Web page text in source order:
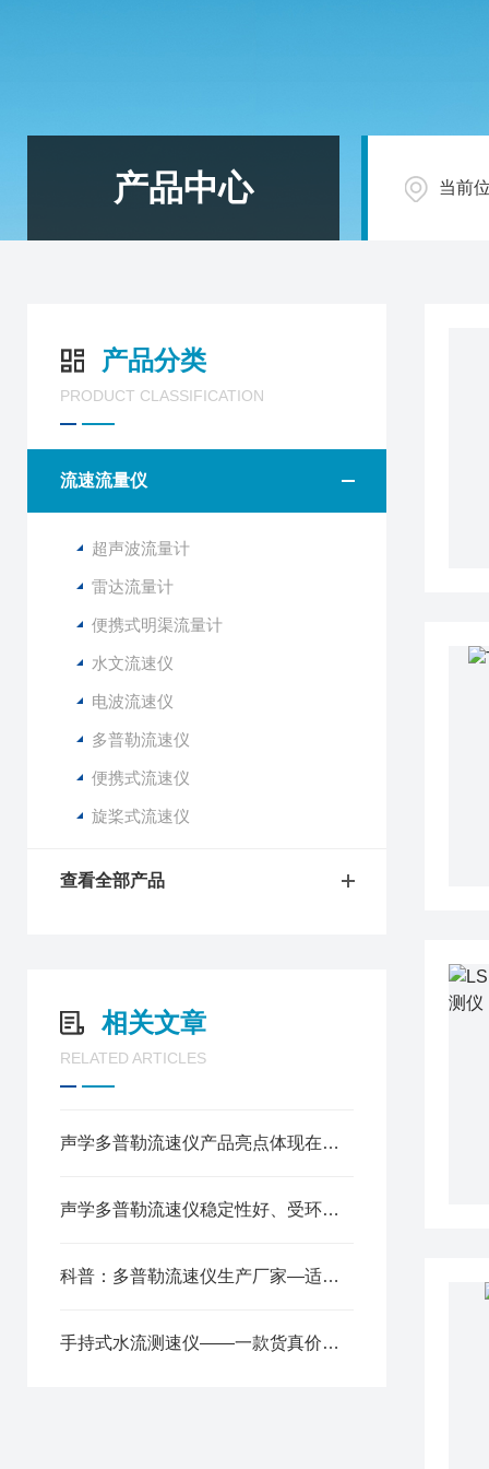
产品中心 当前
产品分类
PRODUCT CLASSIFICATION
流速流量仪
超声波流量计
雷达流量计
便携式明渠流量计
水文流速仪
电波流速仪
多普勒流速仪
便携式流速仪
旋桨式流速仪
查看全部产品
相关文章
RELATED ARTICLES
声学多普勒流速仪产品亮点体现在以下几个方面
声学多普勒流速仪稳定性好、受环境因素影响小
科普：多普勒流速仪生产厂家—适用于不同场景下的流速测量需求
手持式水流测速仪——一款货真价实的便携式流速流量仪